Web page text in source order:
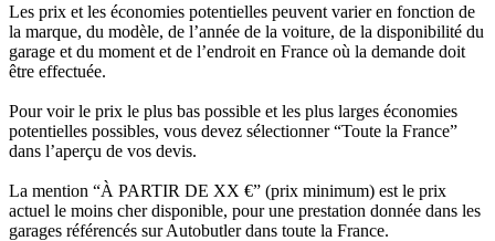
Les prix et les économies potentielles peuvent varier en fonction de
la marque, du modèle, de l’année de la voiture, de la disponibilité du
garage et du moment et de l’endroit en France où la demande doit
être effectuée.
Pour voir le prix le plus bas possible et les plus larges économies
potentielles possibles, vous devez sélectionner “Toute la France”
dans l’aperçu de vos devis.
La mention “À PARTIR DE XX €” (prix minimum) est le prix
actuel le moins cher disponible, pour une prestation donnée dans les
garages référencés sur Autobutler dans toute la France.